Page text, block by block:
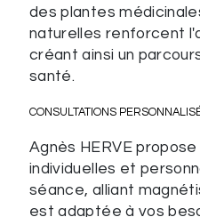
des plantes
naturelles renforcent
créant ainsi un
santé.
CONSULTATIONS
Agnès HERVE
individuelles et
séance, alliant
est adaptée à vos